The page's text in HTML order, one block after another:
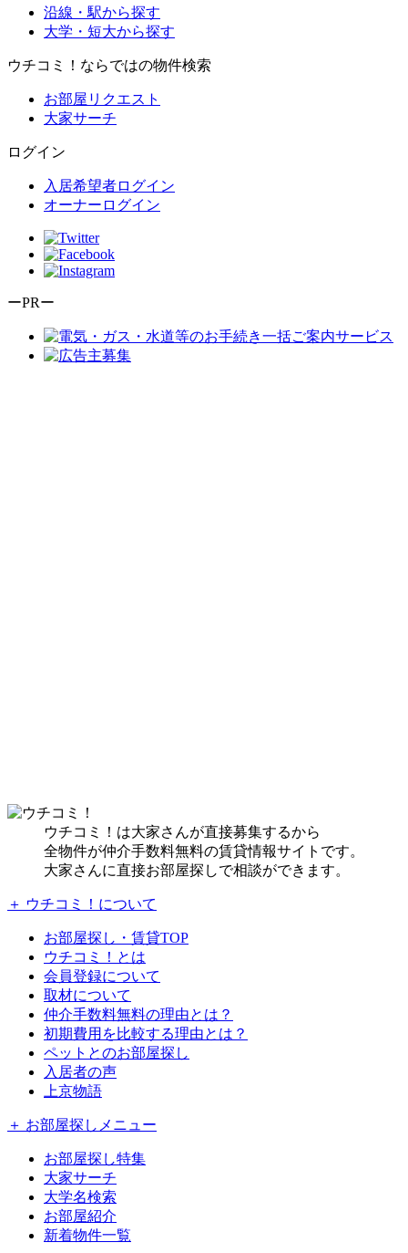
沿線・駅から探す
大学・短大から探す
ウチコミ！ならではの物件検索
お部屋リクエスト
大家サーチ
ログイン
入居希望者ログイン
オーナーログイン
ーPRー
ウチコミ！は大家さんが直接募集するから
全物件が仲介手数料無料の賃貸情報サイトです。
大家さんに直接お部屋探しで相談ができます。
＋ ウチコミ！について
お部屋探し・賃貸TOP
ウチコミ！とは
会員登録について
取材について
仲介手数料無料の理由とは？
初期費用を比較する理由とは？
ペットとのお部屋探し
入居者の声
上京物語
＋ お部屋探しメニュー
お部屋探し特集
大家サーチ
大学名検索
お部屋紹介
新着物件一覧